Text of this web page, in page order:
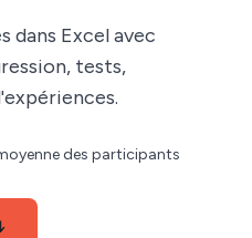
dans Excel avec
tests,
des participants